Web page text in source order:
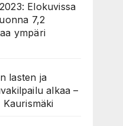
Elokuvissa
7,2
ympäri
lasten ja
alkaa –
Kaurismäki